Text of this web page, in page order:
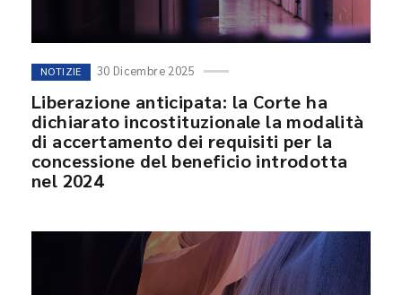
NOTIZIE 30 Dicembre 2025
Liberazione anticipata: la Corte ha
dichiarato incostituzionale la modalità
di accertamento dei requisiti per la
concessione del beneficio introdotta
nel 2024